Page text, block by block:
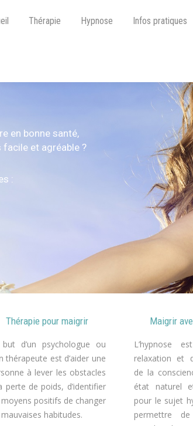
Thérapie Hypnose Infos pratiques
en bonne santé,
et agréable ?
:
Thérapie pour maigrir
but d’un psychologue ou
thérapeute est d’aider une
à lever les obstacles
perte de poids, d’identifier
moyens positifs de changer
habitudes.
Maigrir
L’hypnose
relaxation et
de la
état naturel
pour le sujet
permettre de